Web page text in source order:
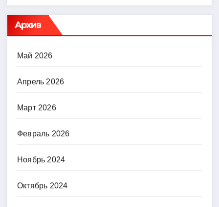
Архив
Май 2026
Апрель 2026
Март 2026
Февраль 2026
Ноябрь 2024
Октябрь 2024